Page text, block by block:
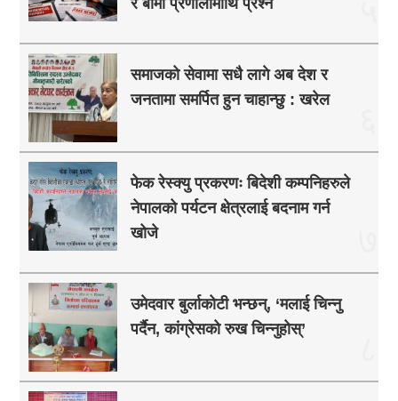
र बीमा प्रणालीमाथि प्रश्न
समाजको सेवामा सधै लागे अब देश र
जनतामा समर्पित हुन चाहान्छु : खरेल
फेक रेस्क्यु प्रकरणः बिदेशी कम्पनिहरुले
नेपालको पर्यटन क्षेत्रलाई बदनाम गर्न
खोजे
उमेदवार बुर्लाकोटी भन्छन्, ‘मलाई चिन्नु
पर्दैन, कांग्रेसको रुख चिन्नुहोस्’